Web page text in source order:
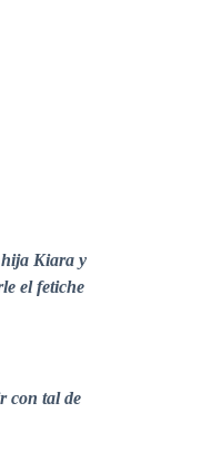
hija Kiara y
el fetiche
con tal de